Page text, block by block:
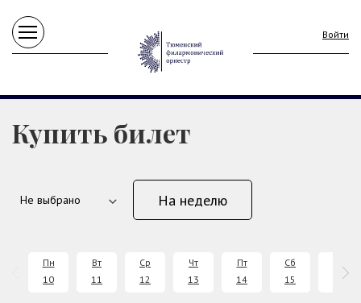
Войти
Купить билет
На неделю
Пн
10
Вт
11
Ср
12
Чт
13
Пт
14
Сб
15
16